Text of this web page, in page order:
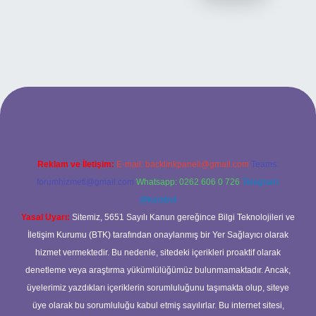
bahis sitesi
Reklam ve İletişim: E-mail: backlinkpaneli@gmail.com Teams:
forumhizmeti@gmail.com Whatsapp: 0262 606 0 726 Telegram:
@karabul
Yasal Uyarı: Sitemiz, 5651 Sayılı Kanun gereğince Bilgi Teknolojileri ve
İletişim Kurumu (BTK) tarafından onaylanmış bir Yer Sağlayıcı olarak
hizmet vermektedir. Bu nedenle, sitedeki içerikleri proaktif olarak
denetleme veya araştırma yükümlülüğümüz bulunmamaktadır. Ancak,
üyelerimiz yazdıkları içeriklerin sorumluluğunu taşımakta olup, siteye
üye olarak bu sorumluluğu kabul etmiş sayılırlar. Bu internet sitesi,